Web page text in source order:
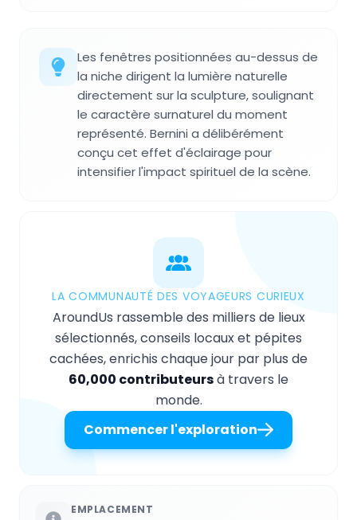
Les fenêtres positionnées au-dessus de
la niche dirigent la lumière naturelle
directement sur la sculpture, soulignant
le caractère surnaturel du moment
représenté. Bernini a délibérément
conçu cet effet d'éclairage pour
intensifier l'impact spirituel de la scène.
LA COMMUNAUTÉ DES VOYAGEURS CURIEUX
AroundUs rassemble des milliers de lieux
sélectionnés, conseils locaux et pépites
cachées, enrichis chaque jour par plus de
60,000 contributeursà travers le
monde.
Commencer l'exploration
EMPLACEMENT